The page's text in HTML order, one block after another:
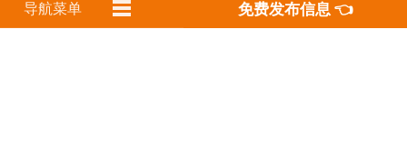
导航菜单 免费发布信息 👈